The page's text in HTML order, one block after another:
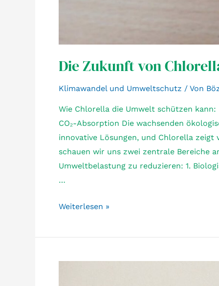
Die Zukunft von
Klimawandel und Umweltschutz / Von
Wie Chlorella die Umwelt schützen
CO₂-Absorption Die wachsenden
innovative Lösungen, und Chlorella zeigt
schauen wir uns zwei zentrale Bereiche
Umweltbelastung zu reduzieren: 1.
…
Die
Weiterlesen »